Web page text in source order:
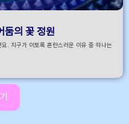
의 꽃 정원
. 지구가 이토록 혼란스러운 이유 중 하나는